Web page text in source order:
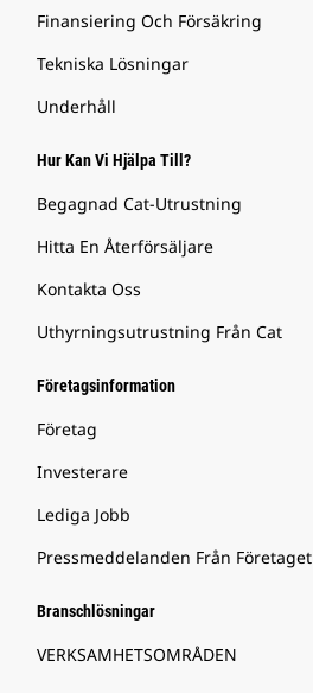
Finansiering Och Försäkring
Tekniska Lösningar
Underhåll
Hur Kan Vi Hjälpa Till?
Begagnad Cat-Utrustning
Hitta En Återförsäljare
Kontakta Oss
Uthyrningsutrustning Från Cat
Företagsinformation
Företag
Investerare
Lediga Jobb
Pressmeddelanden Från Företaget
Branschlösningar
VERKSAMHETSOMRÅDEN